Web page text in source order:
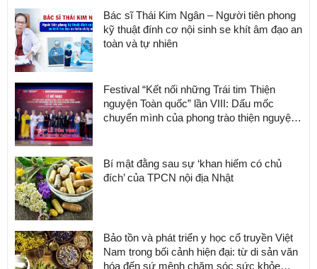
Bác sĩ Thái Kim Ngân – Người tiên phong
kỹ thuật đính cơ nội sinh se khít âm đạo an
toàn và tự nhiên
Festival “Kết nối những Trái tim Thiện
nguyện Toàn quốc” lần VIII: Dấu mốc
chuyển mình của phong trào thiện nguyện
Bí mật đằng sau sự ‘khan hiếm có chủ
đích’ của TPCN nội địa Nhật
Bảo tồn và phát triển y học cổ truyền Việt
Nam trong bối cảnh hiện đại: từ di sản văn
hóa đến sứ mệnh chăm sóc sức khỏe